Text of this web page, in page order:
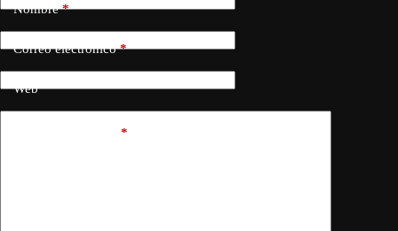
Nombre*
Correo electrónico*
Web
*